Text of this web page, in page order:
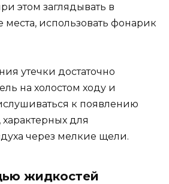
этом заглядывать в
места, использовать фонарик
утечки достаточно
на холостом ходу и
к появлению
для
через мелкие щели.
жидкостей